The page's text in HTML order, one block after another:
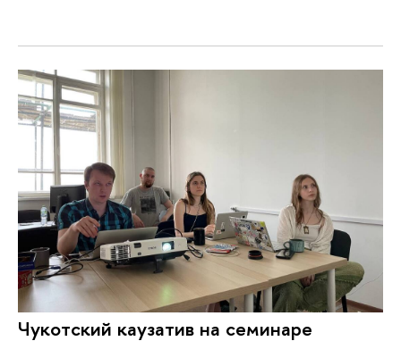
Чукотский каузатив на семинаре